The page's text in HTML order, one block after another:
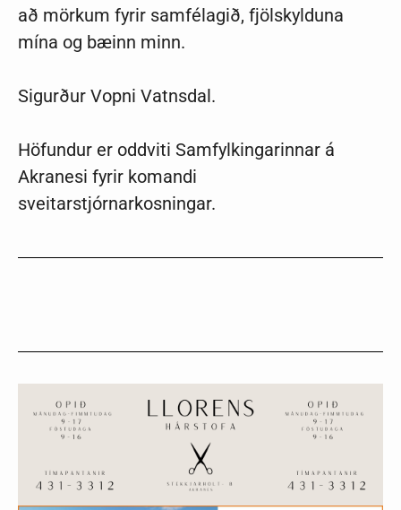
að mörkum fyrir samfélagið, fjölskylduna
mína og bæinn minn.
Sigurður Vopni Vatnsdal.
Höfundur er oddviti Samfylkingarinnar á
Akranesi fyrir komandi
sveitarstjórnarkosningar.